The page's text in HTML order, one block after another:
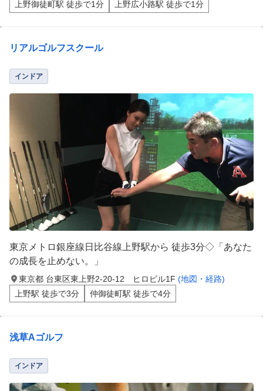
上野御徒町駅 徒歩で1分
上野広小路駅 徒歩で1分
リアルゴルフスクール
インドア
東京メトロ銀座線日比谷線上野駅から 徒歩3分◇「あなた
の成長を止めない。」
東京都 台東区東上野2-20-12 ヒロビル1F (地図・経路)
上野駅 徒歩で3分
仲御徒町駅 徒歩で4分
浅草Aゴルフ
インドア